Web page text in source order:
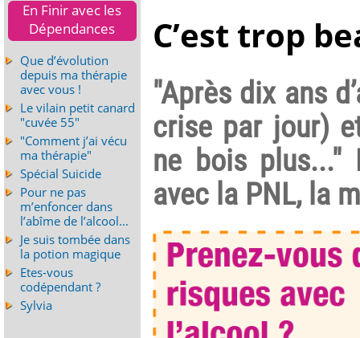
C’est trop
"Après dix ans
crise par jour)
ne bois plus..."
avec la PNL, la
En Finir avec les
Dépendances
Que d’évolution
depuis ma thérapie
avec vous !
Le vilain petit canard
"cuvée 55"
"Comment j’ai vécu
ma thérapie"
Spécial Suicide
Pour ne pas
m’enfoncer dans
l’abîme de l’alcool...
Je suis tombée dans
la potion magique
Etes-vous
codépendant ?
Sylvia